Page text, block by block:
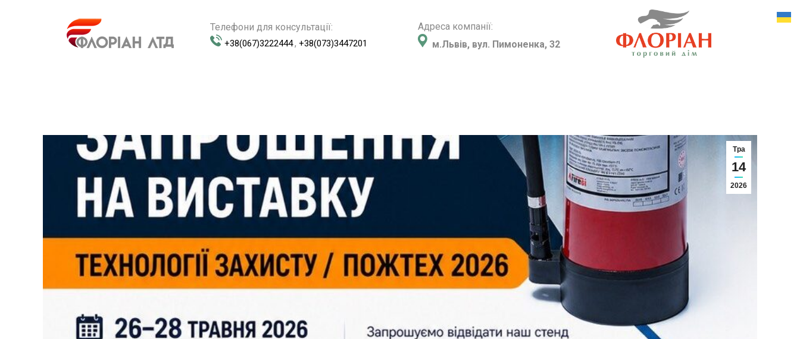
Телефони для консультації:
+38(067)3222444, +38(073)3447201
Адреса компанії:
м.Львів, вул. Пимоненка, 32
Тра
14
2026